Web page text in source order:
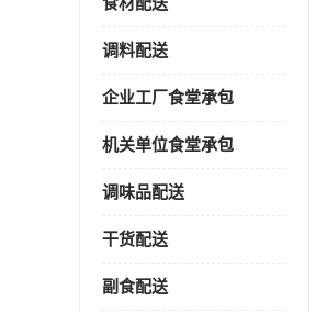
调料配送
企业工厂食堂承包
机关单位食堂承包
调味品配送
干货配送
副食配送